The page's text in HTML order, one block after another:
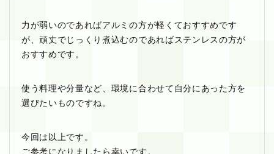
力が弱いのであればアルミの方が軽くておすすめです
が、頑丈でじっくり煮込むのであればステンレスの方が
おすすめです。
使う料理や分量など、環境に合わせて自分にあった方を
選びたいものですね。
今回は以上です。
ご参考になりましたら幸いです。